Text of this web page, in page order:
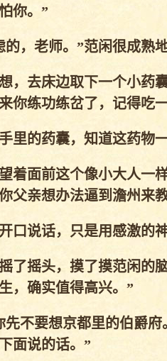
你。”
，老师。”范闲很成熟地
，去床边取下一个小药
你练功练岔了，记得吃
里的药囊，知道这药物
着面前这个像小大人一
父亲想办法逼到澹州来
口说话，只是用感激的神
了摇头，摸了摸范闲的
，确实值得高兴。”
不要想京都里的伯爵府
面说的话。”